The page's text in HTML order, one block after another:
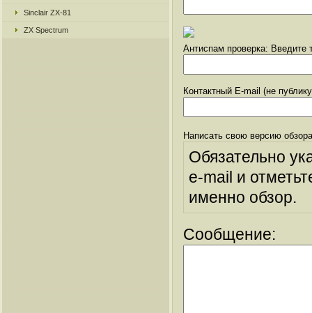
Sinclair ZX-81
ZX Spectrum
Антиспам проверка: Введите
Контактный E-mail (не
Написать свою версию
Обязательно
e-mail и
именно обзор.
Сообщение: